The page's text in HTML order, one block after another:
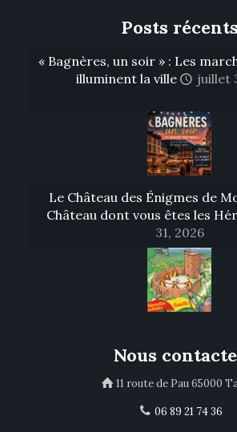
Posts
« Bagnères, un soir » : Les
illuminent la ville
juillet
Le Château des Énigmes de
Château dont vous êtes les
31, 2026
Nous
11 route de Pau 65000
06 89 21 74 36